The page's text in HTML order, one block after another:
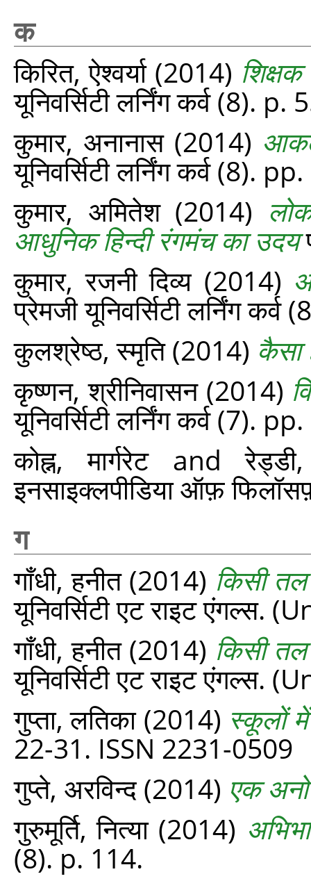
क
किरित, ऐश्वर्या(2014)
यूनिवर्सिटी लर्निंग कर्व (8). p.
कुमार, अनानास(2014)
यूनिवर्सिटी लर्निंग कर्व (8).
कुमार, अमितेश(2014)
आधुनिक हिन्दी रंगमंच का उदय
कुमार, रजनी दिव्य (2014)
प्रेमजी यूनिवर्सिटी लर्निंग
कुलश्रेष्ठ, स्मृति(2014) कैसा
कृष्णन, श्रीनिवासन(2014)
यूनिवर्सिटी लर्निंग कर्व (7).
कोह्न, मार्गरेटand
इनसाइक्लपीडिया ऑफ़
ग
गाँधी, हनीत(2014) किसी
यूनिवर्सिटी एट राइट एंगल्स.
गाँधी, हनीत(2014) किसी
यूनिवर्सिटी एट राइट एंगल्स.
गुप्ता, लतिका(2014) स्कूलों में
22-31. ISSN 2231-0509
गुप्ते, अरविन्द (2014) एक
गुरुमूर्ति, नित्या(2014)
(8). p. 114.